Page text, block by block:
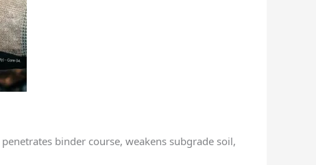
binder course, weakens subgrade soil,